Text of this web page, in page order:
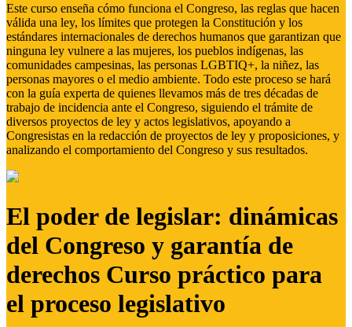
Este curso enseña cómo funciona el Congreso, las reglas que hacen
válida una ley, los límites que protegen la Constitución y los
estándares internacionales de derechos humanos que garantizan que
ninguna ley vulnere a las mujeres, los pueblos indígenas, las
comunidades campesinas, las personas LGBTIQ+, la niñez, las
personas mayores o el medio ambiente. Todo este proceso se hará
con la guía experta de quienes llevamos más de tres décadas de
trabajo de incidencia ante el Congreso, siguiendo el trámite de
diversos proyectos de ley y actos legislativos, apoyando a
Congresistas en la redacción de proyectos de ley y proposiciones, y
analizando el comportamiento del Congreso y sus resultados.
El poder de legislar: dinámicas
del Congreso y garantía de
derechos Curso práctico para
el proceso legislativo